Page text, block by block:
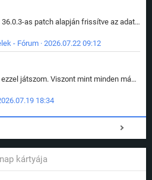
Kártya változások a 36.0.3-as patch alapján frissítve az adatbázisban (képek is cserélve).
- Fórum · 2026.07.22 09:12
Amióta bejött, csak ezzel játszom. Viszont mint minden más - akár az alapjáték is, ez is baromira összetett lett. Néha már pár kör után is esélytelen az egész. Vagy irreállisan túltápol valaki, vagy lelép a partner, vagy csak hülye mint a segg. És amikor eljönne az én időm, na akkor jön el mindenki másé is. Engem jobban érdekelne, hogy ki milyen ratingen szokott játszani. Na ez lenne egy érdekes adat.
18:34
kártyája